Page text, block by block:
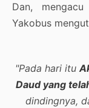
Dan,
Yakobus
"Pada hari itu
Daud yang
dindingnya,